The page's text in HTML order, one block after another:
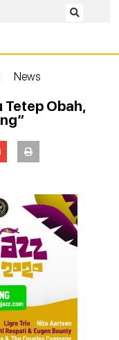
News
Tetep Obah,